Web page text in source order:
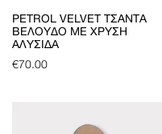
PETROL VELVET ΤΣΆΝΤΑ
ΒΕΛΟΎΔΟ ΜΕ ΧΡΥΣΉ
ΑΛΥΣΊΔΑ
€70.00